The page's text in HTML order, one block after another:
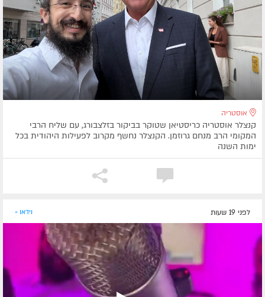
אוסטריה
קנצלר אוסטריה כריסטיאן שטוקר בביקור בזלצבורג, עם שליח הרבי
המקומי הרב מנחם גרוזמן. הקנצלר נחשף מקרוב לפעילות היהודית בכל
ימות השנה
לפני 19 שעות וידאו »